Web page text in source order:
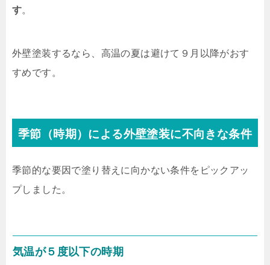
す。
外壁塗装するなら、高温の夏は避けて９月以降がおす
すめです。
季節（時期）による外壁塗装に不向きな条件
季節的な要因で塗り替えに向かない条件をピックアッ
プしました。
気温が５度以下の時期